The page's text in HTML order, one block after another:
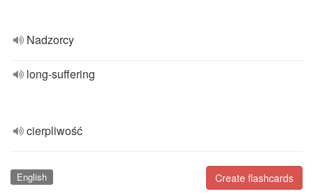
Nadzorcy
long-suffering
cierpliwość
Create flashcards
English